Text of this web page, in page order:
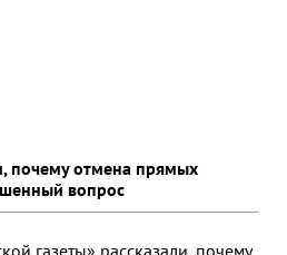
почему отмена прямых
вопрос
газеты» рассказали, почему